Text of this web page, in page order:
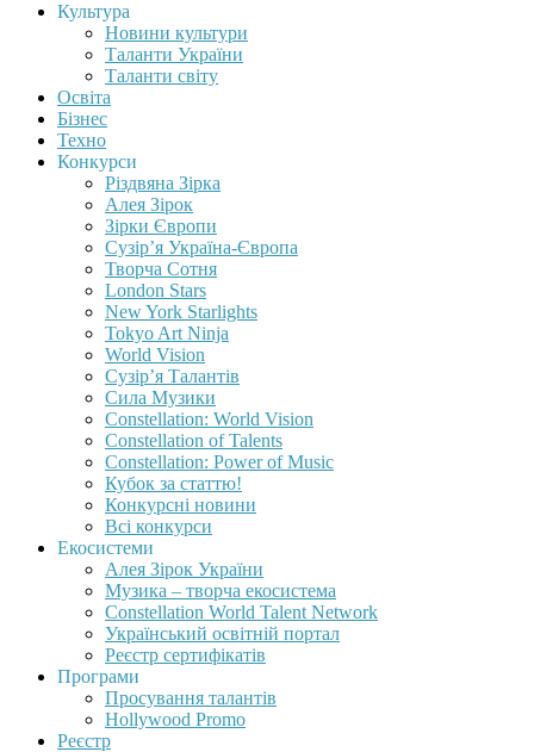
Культура
Новини культури
Таланти України
Таланти світу
Освіта
Бізнес
Техно
Конкурси
Різдвяна Зірка
Алея Зірок
Зірки Європи
Сузір’я Україна-Європа
Творча Сотня
London Stars
New York Starlights
Tokyo Art Ninja
World Vision
Сузір’я Талантів
Сила Музики
Constellation: World Vision
Constellation of Talents
Constellation: Power of Music
Кубок за статтю!
Конкурсні новини
Всі конкурси
Екосистеми
Алея Зірок України
Музика – творча екосистема
Constellation World Talent Network
Український освітній портал
Реєстр сертифікатів
Програми
Просування талантів
Hollywood Promo
Реєстр